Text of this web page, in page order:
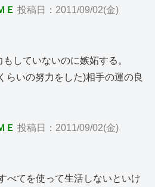
Ｅ 投稿日：2011/09/02(金)
していないのに嫉妬する。
らいの努力をした)相手の運の良
Ｅ 投稿日：2011/09/02(金)
べてを使って生活しないといけ